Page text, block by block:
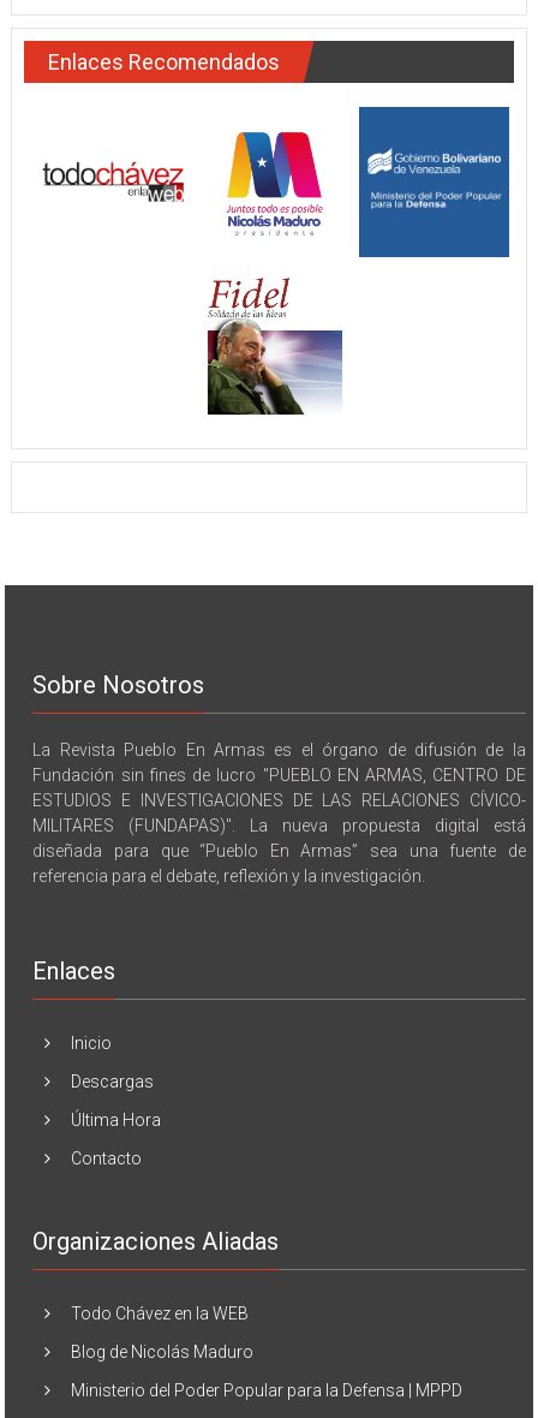
Enlaces Recomendados
Sobre Nosotros
La Revista Pueblo En Armas es el órgano de difusión de la
Fundación sin fines de lucro "PUEBLO EN ARMAS, CENTRO DE
ESTUDIOS E INVESTIGACIONES DE LAS RELACIONES CÍVICO-
MILITARES (FUNDAPAS)". La nueva propuesta digital está
diseñada para que “Pueblo En Armas” sea una fuente de
referencia para el debate, reflexión y la investigación.
Enlaces
Inicio
Descargas
Última Hora
Contacto
Organizaciones Aliadas
Todo Chávez en la WEB
Blog de Nicolás Maduro
Ministerio del Poder Popular para la Defensa | MPPD